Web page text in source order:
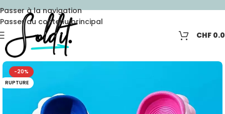
Passer à la navigation
Passer au contenu principal
CHF
-20%
RUPTURE